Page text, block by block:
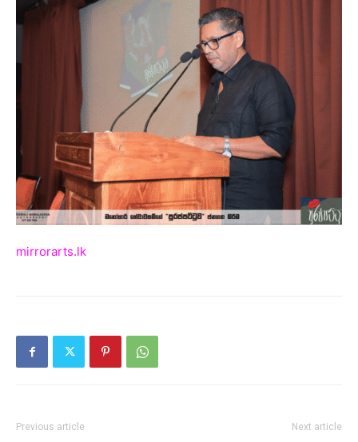
mirrorarts.lk
Previous article Next article